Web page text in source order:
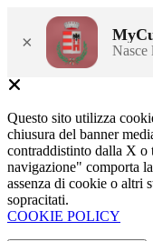
× Nasce
Questo sito utilizza
chiusura del banner
contraddistinto dalla X o
navigazione" comporta
assenza di cookie o altri
sopracitati.
COOKIE POLICY